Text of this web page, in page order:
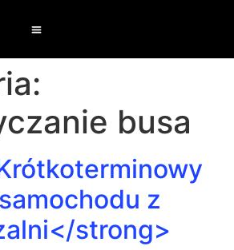
busa
z
strong>